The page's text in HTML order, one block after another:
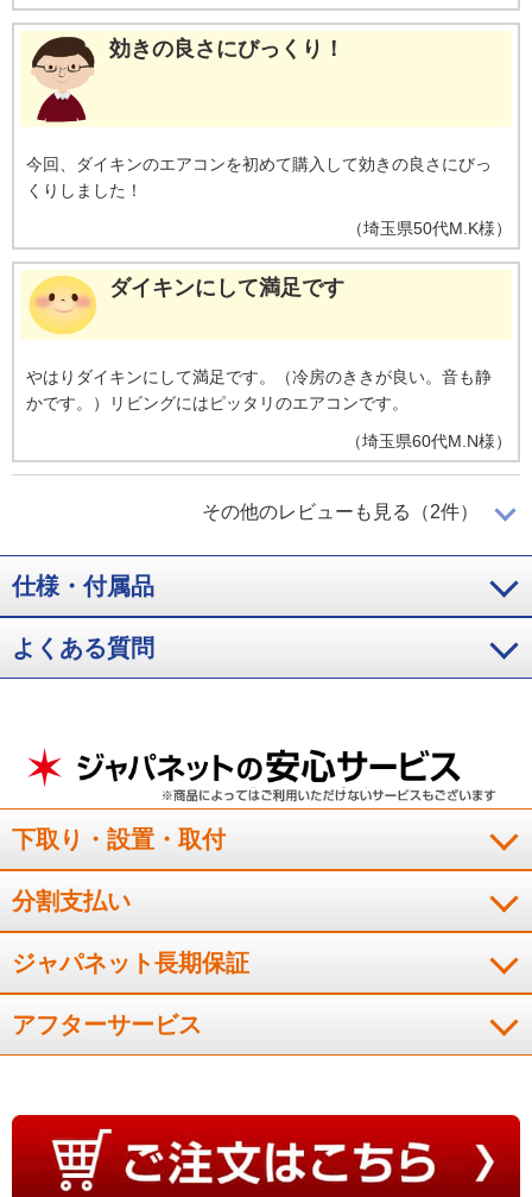
効きの良さにびっくり！
今回、ダイキンのエアコンを初めて購入して効きの良さにびっ
くりしました！
（埼玉県50代M.K様）
ダイキンにして満足です
やはりダイキンにして満足です。（冷房のききが良い。音も静
かです。）リビングにはピッタリのエアコンです。
（埼玉県60代M.N様）
安心して夏を迎えられます
トラブルなく、大変良い。安心して夏を迎えることができる。
流石ダイキン、とても静かです。今年の夏は快適に過ごせそう
です。
（栃木県50代T.Y様）
※「お客様の声」は実際にご購入されたお客様からのご意見を掲載しておりま
す。
※商品により、同一シリーズをご購入された方の声を含みます。
その他のレビューも見る（2件）
仕様・付属品
よくある質問
下取り・設置・取付
分割支払い
ジャパネット長期保証
アフターサービス